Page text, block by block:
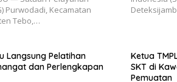
Purwodadi, Kecamatan
Tebo,…
Langsung Pelatihan
dan Perlengkapan
Ketua
SKT di
Pemuatan